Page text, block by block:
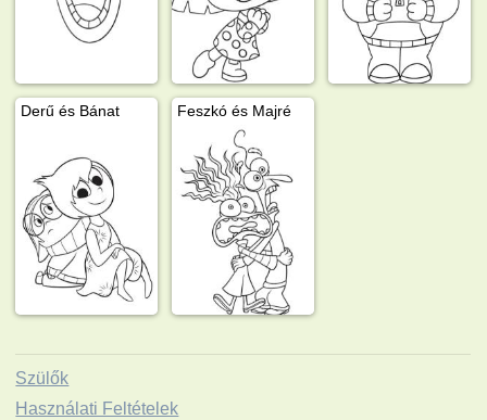
Derű és Bánat Feszkó és Majré
Szülők
Használati Feltételek